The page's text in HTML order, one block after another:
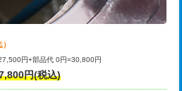
ｍまで） 55,000円
事/3ｍ超
戻し作業）
・清掃・修
中作業）
22,000円
・清掃・修
（重作業）
33,000円
円+部品代 0円=30,800円
円(税込)